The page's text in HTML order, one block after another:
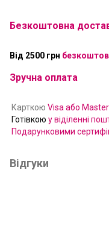
Безкоштовна
Від 2500 грн
Зручна оплата
Карткою Visa або
Готівкою у віділенні
Подарунковими
Відгуки